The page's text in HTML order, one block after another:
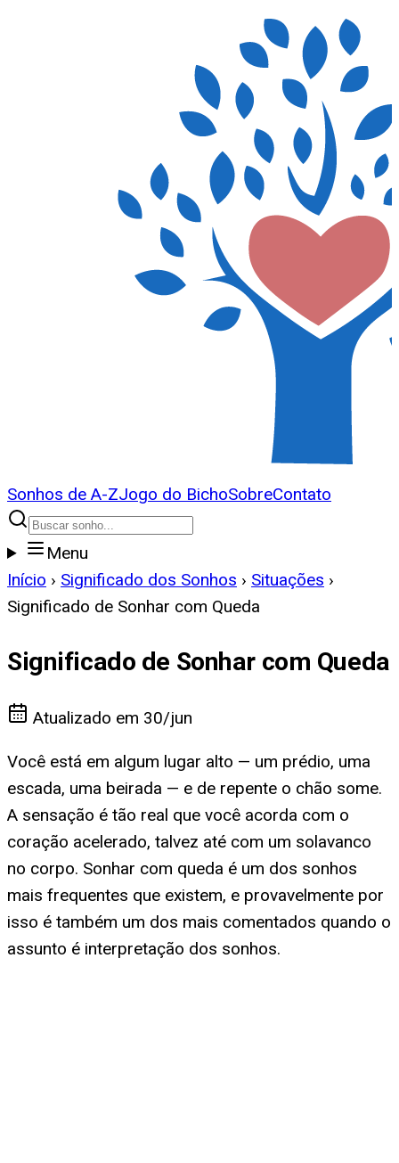
Sonhos de A-ZJogo do BichoSobreContato
Menu
Início › Significado dos Sonhos › Situações ›
Significado de Sonhar com Queda
Significado de Sonhar com Queda
Atualizado em 30/jun
Você está em algum lugar alto — um prédio, uma
escada, uma beirada — e de repente o chão some.
A sensação é tão real que você acorda com o
coração acelerado, talvez até com um solavanco
no corpo. Sonhar com queda é um dos sonhos
mais frequentes que existem, e provavelmente por
isso é também um dos mais comentados quando o
assunto é interpretação dos sonhos.